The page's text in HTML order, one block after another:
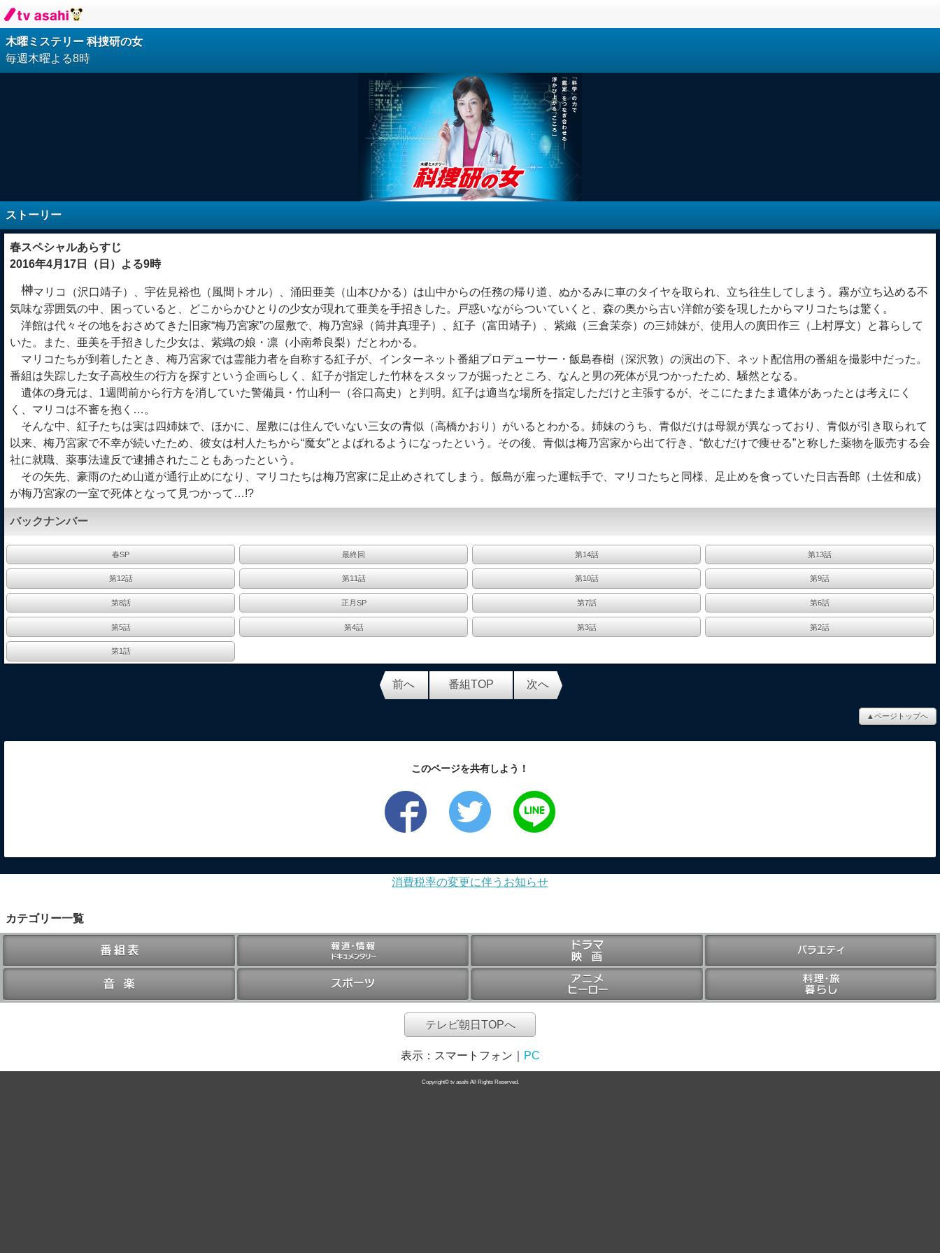
木曜ミステリー 科捜研の女
毎週木曜よる8時
ストーリー
春スペシャルあらすじ
2016年4月17日（日）よる9時
マリコ（沢口靖子）、宇佐見裕也（風間トオル）、涌田亜美（山本ひかる）は山中からの任務の帰り道、ぬかるみに車のタイヤを取られ、立ち往生してしまう。霧が立ち込める不
気味な雰囲気の中、困っていると、どこからかひとりの少女が現れて亜美を手招きした。戸惑いながらついていくと、森の奥から古い洋館が姿を現したからマリコたちは驚く。
洋館は代々その地をおさめてきた旧家“梅乃宮家”の屋敷で、梅乃宮緑（筒井真理子）、紅子（富田靖子）、紫織（三倉茉奈）の三姉妹が、使用人の廣田作三（上村厚文）と暮らして
いた。また、亜美を手招きした少女は、紫織の娘・凛（小南希良梨）だとわかる。
マリコたちが到着したとき、梅乃宮家では霊能力者を自称する紅子が、インターネット番組プロデューサー・飯島春樹（深沢敦）の演出の下、ネット配信用の番組を撮影中だった。
番組は失踪した女子高校生の行方を探すという企画らしく、紅子が指定した竹林をスタッフが掘ったところ、なんと男の死体が見つかったため、騒然となる。
遺体の身元は、1週間前から行方を消していた警備員・竹山利一（谷口高史）と判明。紅子は適当な場所を指定しただけと主張するが、そこにたまたま遺体があったとは考えにく
く、マリコは不審を抱く…。
そんな中、紅子たちは実は四姉妹で、ほかに、屋敷には住んでいない三女の青似（高橋かおり）がいるとわかる。姉妹のうち、青似だけは母親が異なっており、青似が引き取られて
以来、梅乃宮家で不幸が続いたため、彼女は村人たちから“魔女”とよばれるようになったという。その後、青似は梅乃宮家から出て行き、“飲むだけで痩せる”と称した薬物を販売する会
社に就職、薬事法違反で逮捕されたこともあったという。
その矢先、豪雨のため山道が通行止めになり、マリコたちは梅乃宮家に足止めされてしまう。飯島が雇った運転手で、マリコたちと同様、足止めを食っていた日吉吾郎（土佐和成）
が梅乃宮家の一室で死体となって見つかって…!?
バックナンバー
春SP 最終回 第14話 第13話
第12話 第11話 第10話 第9話
第8話 正月SP 第7話 第6話
第5話 第4話 第3話 第2話
第1話
前へ 番組TOP 次へ
▲ページトップへ
このページを共有しよう！
消費税率の変更に伴うお知らせ
カテゴリー一覧
テレビ朝日TOPへ
表示： スマートフォン PC
Copyright© tv asahi All Rights Reserved.